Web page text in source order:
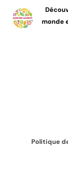
monde
Politique